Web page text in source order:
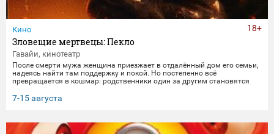
Кино
Зловещие мертвецы: Пекло
Гавайи, кинотеатр
После смерти мужа женщина приезжает в отдалённый дом его семьи,
надеясь найти там поддержку и покой. Но постепенно всё
превращается в кошмар: родственники один за другим становятся
клятвы любви и верности не заканчиваются даже со смертью.
7-15 августа
18+